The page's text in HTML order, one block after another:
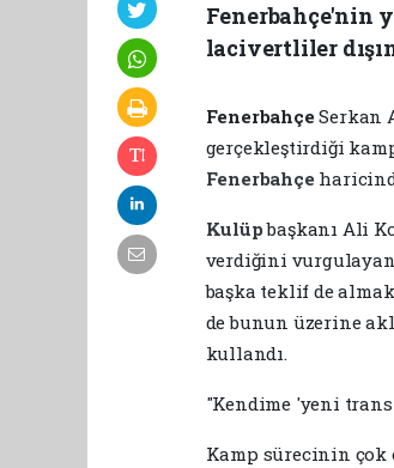
Fenerbahçe'nin
lacivertliler
FenerbahçeSerkan
gerçekleştirdiği
Fenerbahçe
Kulüpbaşkanı Ali
verdiğini vurgulayan
başka teklif de
de bunun üzerine
kullandı.
"Kendime 'yeni
Kamp sürecinin çok